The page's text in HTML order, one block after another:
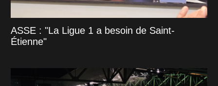
ASSE : "La Ligue 1 a besoin de Saint-
Étienne"